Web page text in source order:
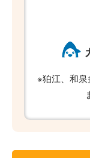
※狛江、和